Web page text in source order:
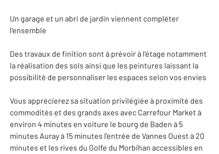
Un garage et un abri de jardin viennent compléter
l'ensemble
Des travaux de finition sont à prévoir à l'étage notamment
la réalisation des sols ainsi que les peintures laissant la
possibilité de personnaliser les espaces selon vos envies
Vous apprécierez sa situation privilégiée à proximité des
commodités et des grands axes avec Carrefour Market à
environ 4 minutes en voiture le bourg de Baden à 5
minutes Auray à 15 minutes l'entrée de Vannes Ouest à 20
minutes et les rives du Golfe du Morbihan accessibles en